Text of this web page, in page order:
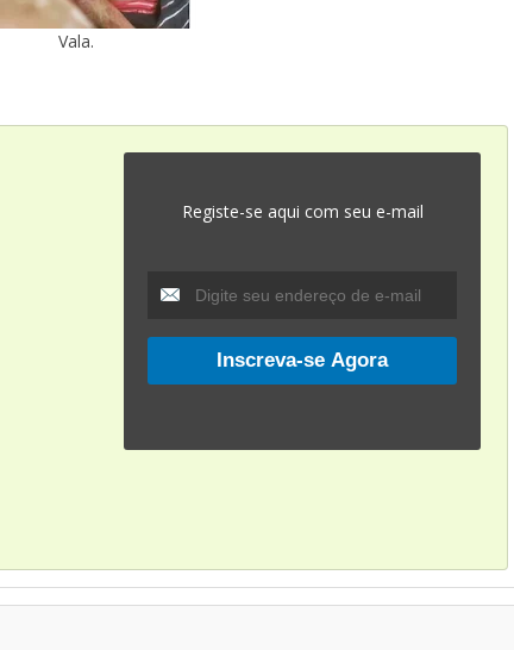
Vala.
Registe-se aqui com seu e-mail